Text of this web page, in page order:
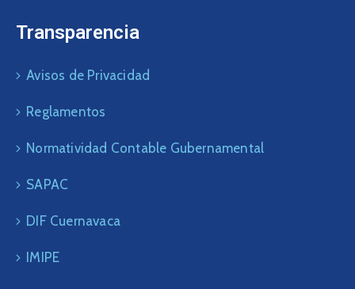
Transparencia
Avisos de Privacidad
Reglamentos
Normatividad Contable Gubernamental
SAPAC
DIF Cuernavaca
IMIPE